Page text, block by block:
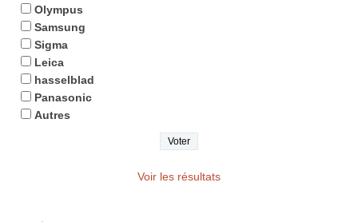
Olympus
Samsung
Sigma
Leica
hasselblad
Panasonic
Autres
Voir les résultats